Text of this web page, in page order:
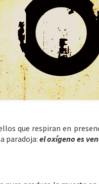
que respiran en
paradoja:el oxígeno es